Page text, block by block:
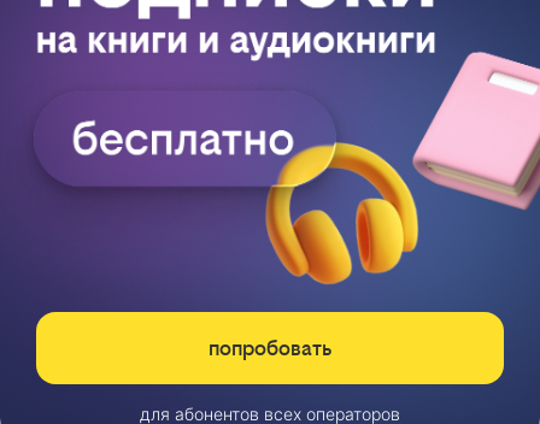
попробовать
для абонентов всех операторов